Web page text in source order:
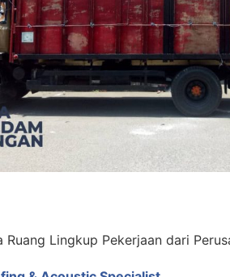
Ruang Lingkup Pekerjaan dari